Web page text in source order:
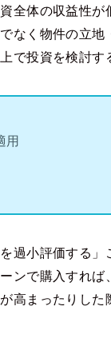
全体の収益性が
なく物件の立地
で投資を検討す
用
過小評価する」
ンで購入すれ
高まったりした